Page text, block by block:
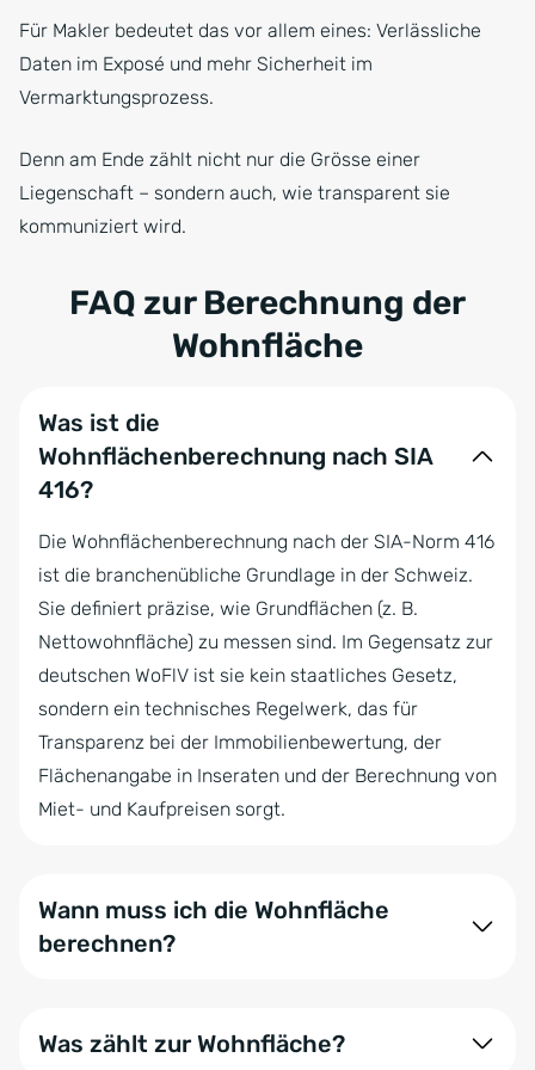
Für Makler bedeutet das vor allem eines: Verlässliche
Daten im Exposé und mehr Sicherheit im
Vermarktungsprozess.
Denn am Ende zählt nicht nur die Grösse einer
Liegenschaft – sondern auch, wie transparent sie
kommuniziert wird.
FAQ zur Berechnung der
Wohnfläche
Was ist die
Wohnflächenberechnung nach SIA
416?
Die Wohnflächenberechnung nach der SIA-Norm 416
ist die branchenübliche Grundlage in der Schweiz.
Sie definiert präzise, wie Grundflächen (z. B.
Nettowohnfläche) zu messen sind. Im Gegensatz zur
deutschen WoFlV ist sie kein staatliches Gesetz,
sondern ein technisches Regelwerk, das für
Transparenz bei der Immobilienbewertung, der
Flächenangabe in Inseraten und der Berechnung von
Miet- und Kaufpreisen sorgt.
Wann muss ich die Wohnfläche
berechnen?
Vermietung: Zur korrekten Angabe der Mietfläche
Was zählt zur Wohnfläche?